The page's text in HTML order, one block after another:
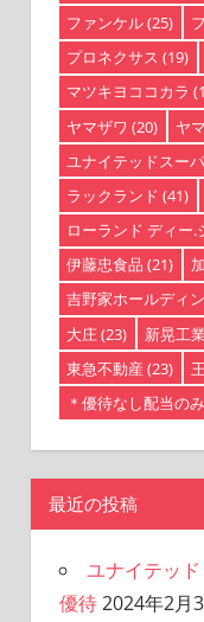
ファンケル(25)
プロネクサス (19)
マツキヨココカラ
ヤマザワ (20) ヤ
ユナイテッドスー
ラックランド (41)
ローランド ディー.
伊藤忠食品 (21)
吉野家ホールディ
大庄(23) 新晃工業
東急不動産 (23)
＊優待なし配当の
最近の投稿
ユナイテッ
優待 2024年2月